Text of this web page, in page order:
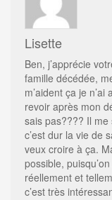
Lisette
Ben, j’apprécie
famille décédée,
m’aident ça je
revoir après mon
sais pas???? Il me
c’est dur la vie de
veux croire à ça.
possible,
réellement et
c’est très